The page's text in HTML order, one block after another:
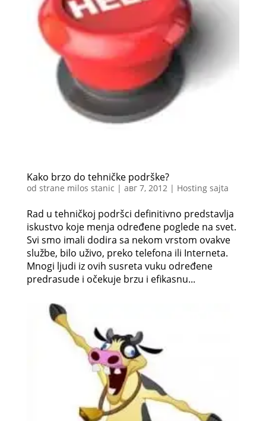
Kako brzo do tehničke podrške?
od strane milos stanic | авг 7, 2012| Hosting sajta
Rad u tehničkoj podršci definitivno predstavlja
iskustvo koje menja određene poglede na svet.
Svi smo imali dodira sa nekom vrstom ovakve
službe, bilo uživo, preko telefona ili Interneta.
Mnogi ljudi iz ovih susreta vuku određene
predrasude i očekuje brzu i efikasnu...